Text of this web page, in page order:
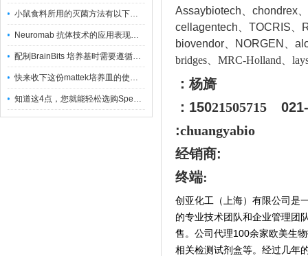
小鼠食料所用的灭菌方法有以下三种
Neuromab 抗体技术的应用表现在这几方面
配制BrainBits 培养基时需要遵循的原则
快来收下这份mattek培养皿的使用指南
知道这4点，您就能轻松选购Spectrum 膜
Assaybiotech、chondrex
cellagentech、TOCRIS、
biovendor、NORGEN、a
bridges、MRC-Holland、
：杨旖
：15021505715
021-
:chuangyabio
经销商:
终端:
创亚化工（上海）有限公司是
的专业技术团队和企业管理团
售。公司代理100余家欧美生
相关检测试剂盒等。经过几年